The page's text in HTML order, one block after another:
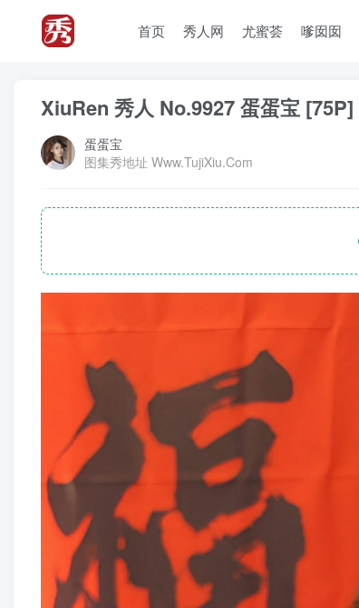
首页 秀人网 尤蜜荟 嗲囡囡
XiuRen 秀人 No.9927 蛋蛋宝 [75P]
蛋蛋宝
图集秀地址 Www.TujiXiu.Com